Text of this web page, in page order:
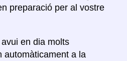
preparació per al vostre
avui en dia molts
automàticament a la